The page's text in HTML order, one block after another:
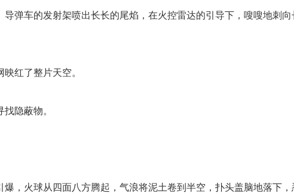
弹车的发射架喷出长长的尾焰，在火控雷达的引导下，嗖嗖地刺向
红了整片天空。
隐蔽物。
，火球从四面八方腾起，气浪将泥土卷到半空，扑头盖脑地落下，